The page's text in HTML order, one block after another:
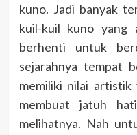
kuno. Jadi banyak
kuil-kuil kuno yang
berhenti untuk
sejarahnya tempat
memiliki nilai
membuat jatuh
melihatnya. Nah